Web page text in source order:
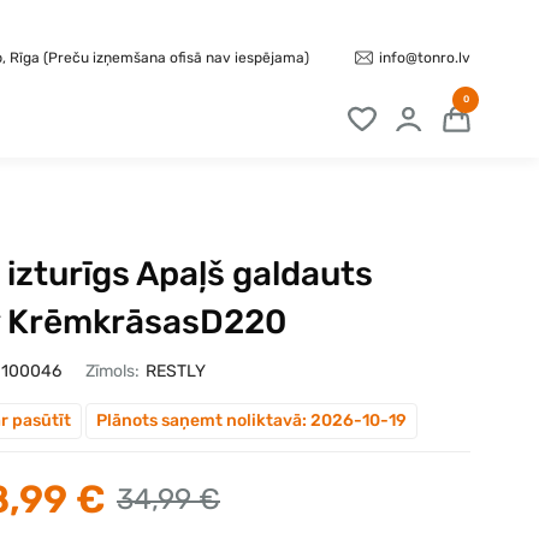
Rīga (Preču izņemšana ofisā nav iespējama) info@tonro.lv
0
izturīgs Apaļš galdauts
100046 Zīmols: RESTLY
pasūtīt Plānots saņemt noliktavā: 2026-10-19
€ 34,99 €